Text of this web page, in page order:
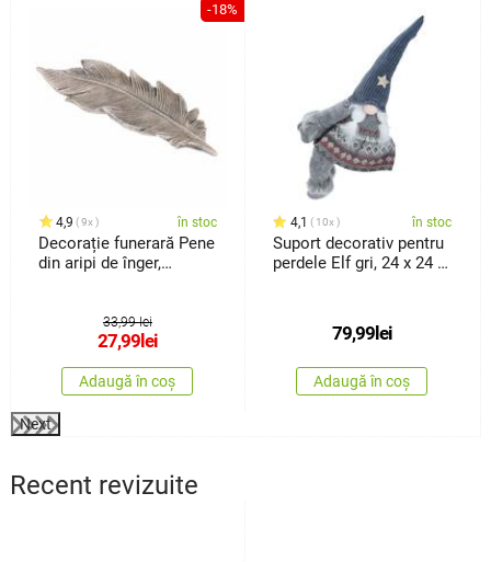
-18%
4,9 9x în stoc
Decorație funerară Pene
din aripi de înger,
33,99 lei
27,99 lei
Adaugă în coș
4,1 10x în stoc
Suport decorativ pentru
perdele Elf gri, 24 x 24 x
79,99 lei
Adaugă în coș
Next
Recent revizuite